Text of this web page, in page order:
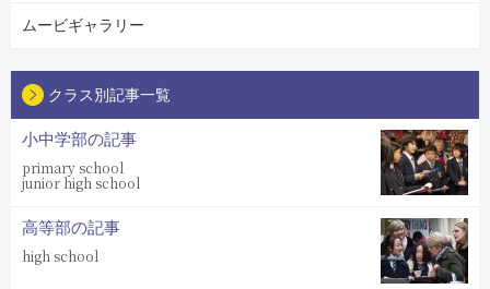
ムービギャラリー
クラス別記事一覧
小中学部の記事
primary school
junior high school
高等部の記事
high school